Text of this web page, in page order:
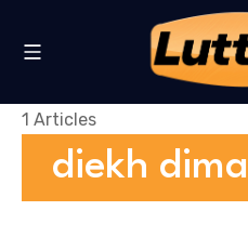
diekh dima
1 Articles